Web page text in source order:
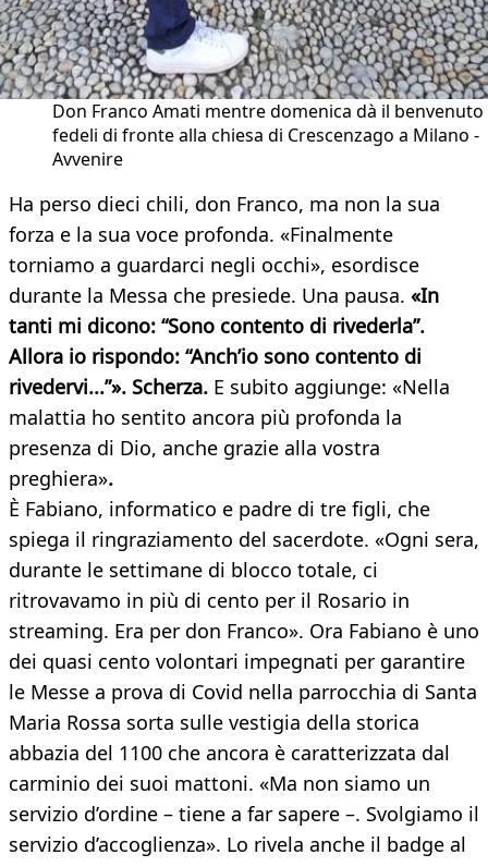
Don Franco Amati mentre domenica dà il benvenuto
fedeli di fronte alla chiesa di Crescenzago a Milano -
Avvenire
Ha perso dieci chili, don Franco, ma non la sua
forza e la sua voce profonda. «Finalmente
torniamo a guardarci negli occhi», esordisce
durante la Messa che presiede. Una pausa. «In
tanti mi dicono: “Sono contento di rivederla”.
Allora io rispondo: “Anch’io sono contento di
rivedervi...”». Scherza. E subito aggiunge: «Nella
malattia ho sentito ancora più profonda la
presenza di Dio, anche grazie alla vostra
preghiera».
È Fabiano, informatico e padre di tre figli, che
spiega il ringraziamento del sacerdote. «Ogni sera,
durante le settimane di blocco totale, ci
ritrovavamo in più di cento per il Rosario in
streaming. Era per don Franco». Ora Fabiano è uno
dei quasi cento volontari impegnati per garantire
le Messe a prova di Covid nella parrocchia di Santa
Maria Rossa sorta sulle vestigia della storica
abbazia del 1100 che ancora è caratterizzata dal
carminio dei suoi mattoni. «Ma non siamo un
servizio d’ordine – tiene a far sapere –. Svolgiamo il
servizio d’accoglienza». Lo rivela anche il badge al